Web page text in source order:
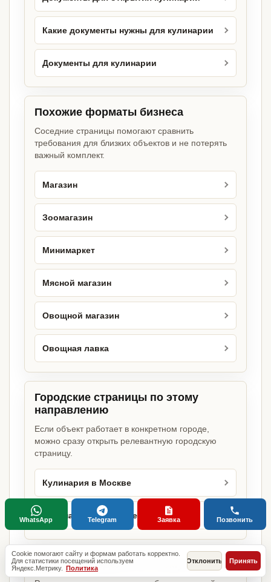
Какие документы нужны для кулинарии
Документы для кулинарии
Похожие форматы бизнеса
Соседние страницы помогают сравнить
требования для близких объектов и не потерять
важный комплект.
Магазин
Зоомагазин
Минимаркет
Мясной магазин
Овощной магазин
Овощная лавка
Городские страницы по этому
направлению
Если объект работает в конкретном городе,
можно сразу открыть релевантную городскую
страницу.
Кулинария в Москве
Кулинария в Санкт-Петербурге
Базовые разделы по этому запросу
Cookie помогают сайту и формам работать корректно.
Для статистики посещений используем
Яндекс.Метрику. Политика
Отклонить Принять
WhatsApp Telegram Заявка Позвонить